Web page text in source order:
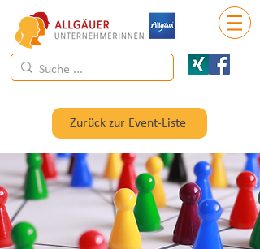
Zurück zur Event-Liste